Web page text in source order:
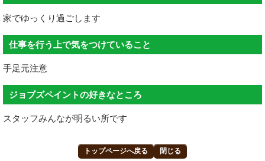
家でゆっくり過ごします
仕事を行う上で気をつけていること
手足元注意
ジョブズペイントの好きなところ
スタッフみんなが明るい所です
トップページへ戻る 閉じる